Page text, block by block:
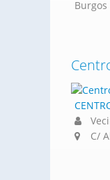
Burgos
C/